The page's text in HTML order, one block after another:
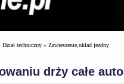
Dział techniczny» Zawieszenie,układ jezdny
drży całe auto